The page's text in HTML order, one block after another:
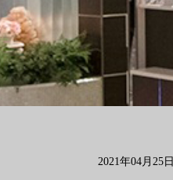
2021年04月25日